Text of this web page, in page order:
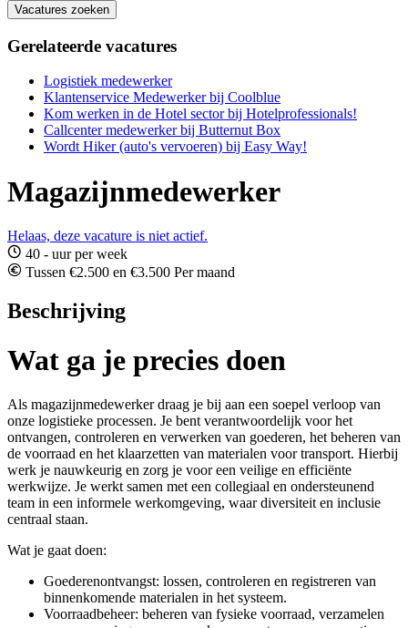
Vacatures zoeken
Gerelateerde vacatures
Logistiek medewerker
Klantenservice Medewerker bij Coolblue
Kom werken in de Hotel sector bij Hotelprofessionals!
Callcenter medewerker bij Butternut Box
Wordt Hiker (auto's vervoeren) bij Easy Way!
Magazijnmedewerker
Helaas, deze vacature is niet actief.
40 - uur per week
Tussen €2.500 en €3.500 Per maand
Beschrijving
Wat ga je precies doen
Als magazijnmedewerker draag je bij aan een soepel verloop van
onze logistieke processen. Je bent verantwoordelijk voor het
ontvangen, controleren en verwerken van goederen, het beheren van
de voorraad en het klaarzetten van materialen voor transport. Hierbij
werk je nauwkeurig en zorg je voor een veilige en efficiënte
werkwijze. Je werkt samen met een collegiaal en ondersteunend
team in een informele werkomgeving, waar diversiteit en inclusie
centraal staan.
Wat je gaat doen:
Goederenontvangst: lossen, controleren en registreren van
binnenkomende materialen in het systeem.
Voorraadbeheer: beheren van fysieke voorraad, verzamelen